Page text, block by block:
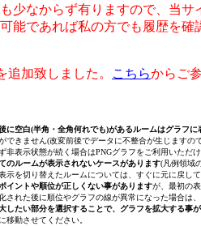
なからず有りますので、当サ
可能であれば私の方でも履歴を確
追加致しました。 こちらからご
に空白(半角・全角何れでも)があるルームはグラフに
できません(改変前後でデータに不整合が生じます
非表示状態が続く場合はPNGグラフをご利用いただ
のルームが表示されないケースがあります(凡例領域
示を切り替えたルームについては、すぐに元に戻して
イントや順位が正しくない事がありますが、最初の
された後に順位やグラフの線が異常になった場合は
したい部分を選択することで、グラフを拡大する事
移動させてください。